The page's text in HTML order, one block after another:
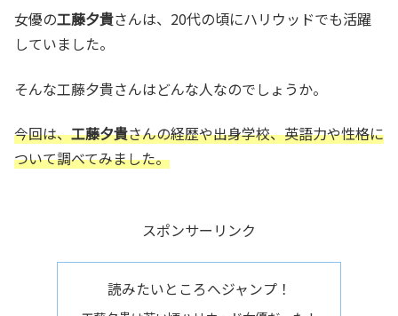
女優の工藤夕貴さんは、20代の頃にハリウッドでも活躍
していました。
そんな工藤夕貴さんはどんな人なのでしょうか。
今回は、工藤夕貴さんの経歴や出身学校、英語力や性格に
ついて調べてみました。
スポンサーリンク
読みたいところへジャンプ！